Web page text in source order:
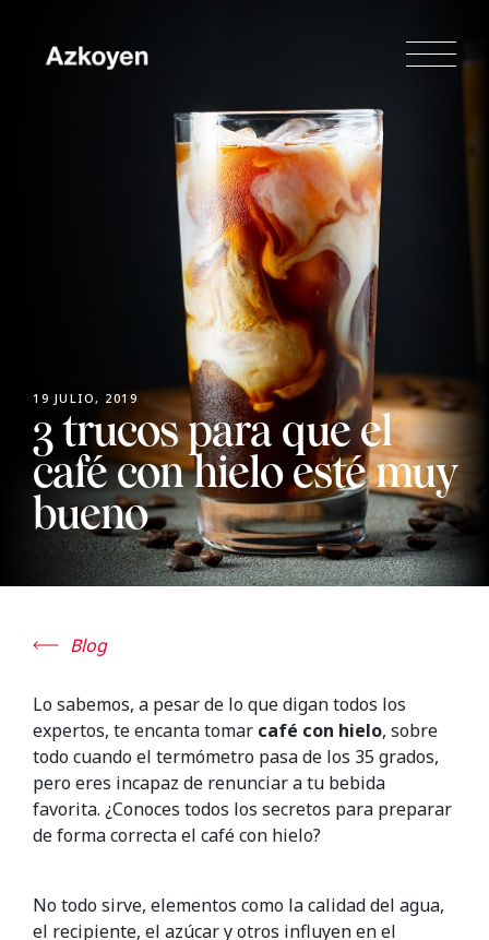
19 JULIO, 2019
3 trucos para que el
café con hielo esté muy
bueno
Blog
Lo sabemos, a pesar de lo que digan todos los
expertos, te encanta tomar café con hielo, sobre
todo cuando el termómetro pasa de los 35 grados,
pero eres incapaz de renunciar a tu bebida
favorita. ¿Conoces todos los secretos para preparar
de forma correcta el café con hielo?
No todo sirve, elementos como la calidad del agua,
el recipiente, el azúcar y otros influyen en el